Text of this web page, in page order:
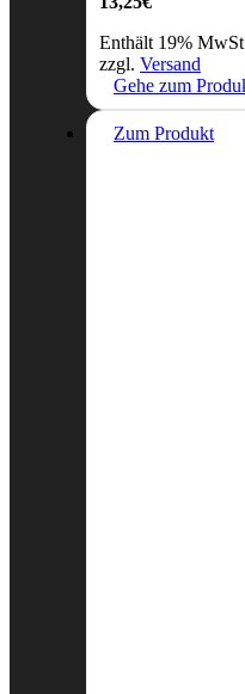
Enthält 19%
zzgl. Versand
Gehe zum
Zum Produkt